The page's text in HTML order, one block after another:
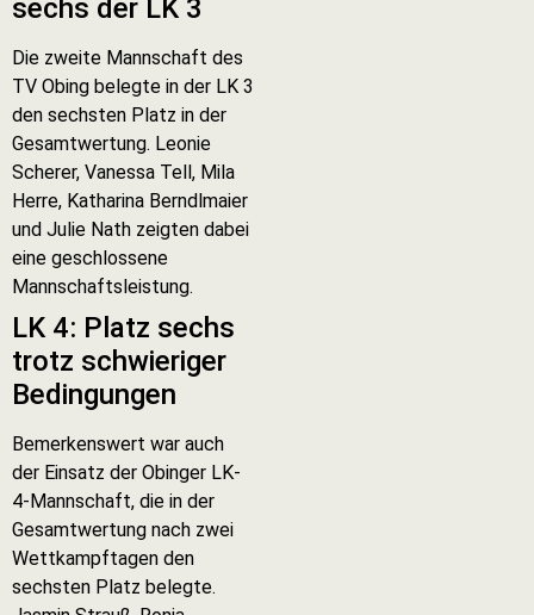
sechs der LK 3
Die zweite Mannschaft des
TV Obing belegte in der LK 3
den sechsten Platz in der
Gesamtwertung. Leonie
Scherer, Vanessa Tell, Mila
Herre, Katharina Berndlmaier
und Julie Nath zeigten dabei
eine geschlossene
Mannschaftsleistung.
LK 4: Platz sechs
trotz schwieriger
Bedingungen
Bemerkenswert war auch
der Einsatz der Obinger LK-
4-Mannschaft, die in der
Gesamtwertung nach zwei
Wettkampftagen den
sechsten Platz belegte.